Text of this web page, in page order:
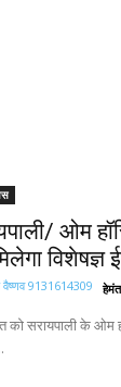
ओम
विशेषज्ञ
को सरायपाली के ओम